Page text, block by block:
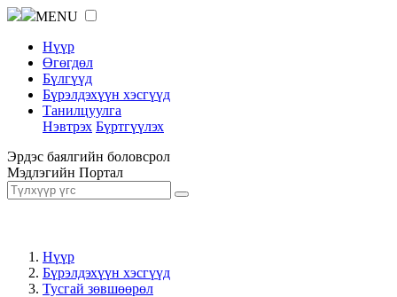
MENU
Нүүр
Өгөгдөл
Бүлгүүд
Бүрэлдэхүүн хэсгүүд
Танилцуулга
Нэвтрэх Бүртгүүлэх
Эрдэс баялгийн боловсрол
Мэдлэгийн Портал
Нүүр
Бүрэлдэхүүн хэсгүүд
Тусгай зөвшөөрөл